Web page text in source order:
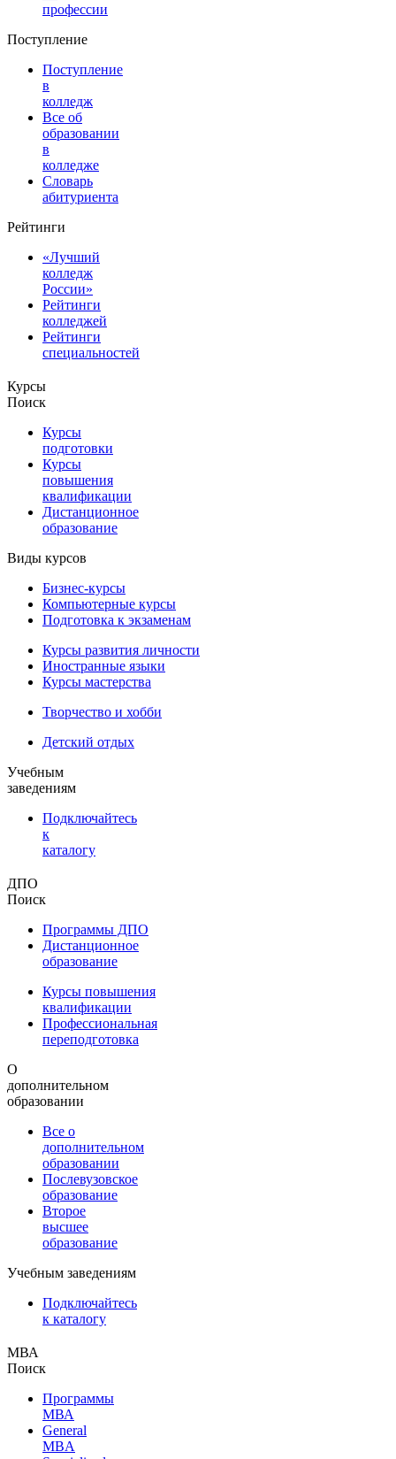
профессии
Поступление
Поступление
в
колледж
Все об
образовании
в
колледже
Словарь
абитуриента
Рейтинги
«Лучший
колледж
России»
Рейтинги
колледжей
Рейтинги
специальностей
Курсы
Поиск
Курсы
подготовки
Курсы
повышения
квалификации
Дистанционное
образование
Виды курсов
Бизнес-курсы
Компьютерные курсы
Подготовка к экзаменам
Курсы развития личности
Иностранные языки
Курсы мастерства
Творчество и хобби
Детский отдых
Учебным
заведениям
Подключайтесь
к
каталогу
ДПО
Поиск
Программы ДПО
Дистанционное
образование
Курсы повышения
квалификации
Профессиональная
переподготовка
О
дополнительном
образовании
Все о
дополнительном
образовании
Послевузовское
образование
Второе
высшее
образование
Учебным заведениям
Подключайтесь
к каталогу
МВА
Поиск
Программы
МВА
General
MBA